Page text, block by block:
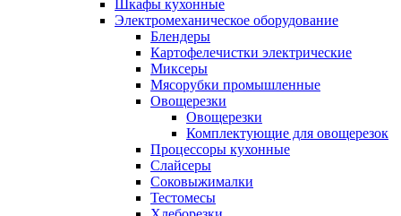
Шкафы кухонные
Электромеханическое оборудование
Блендеры
Картофелечистки электрические
Миксеры
Мясорубки промышленные
Овощерезки
Овощерезки
Комплектующие для овощерезок
Процессоры кухонные
Слайсеры
Соковыжималки
Тестомесы